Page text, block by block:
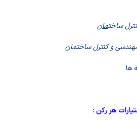
ساختمان
و کنترل ساختمان
ها
هر رکن :